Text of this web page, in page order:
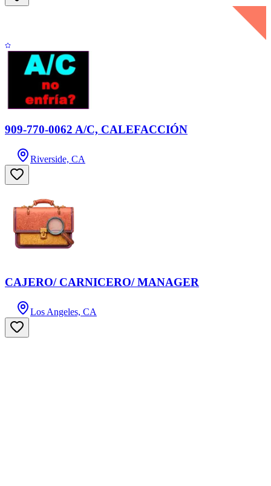
909-770-0062 A/C, CALEFACCIÓN
Riverside, CA
CAJERO/ CARNICERO/ MANAGER
Los Angeles, CA